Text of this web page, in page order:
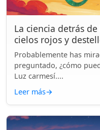
La ciencia detrás
cielos rojos y
Probablemente has
preguntado, ¿cómo
Luz carmesí....
Leer más→